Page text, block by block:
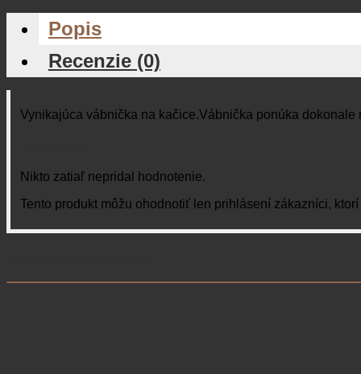
Popis
Recenzie (0)
Vynikajúca vábnička na kačice.Vábnička ponúka dokonale
Nikto zatiaľ nepridal hodnotenie.
Tento produkt môžu ohodnotiť len prihlásení zákazníci,